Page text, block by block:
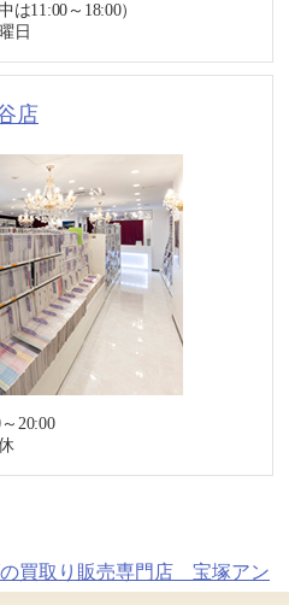
は11:00～18:00）
日
店
20:00
買取り販売専門店 宝塚アン